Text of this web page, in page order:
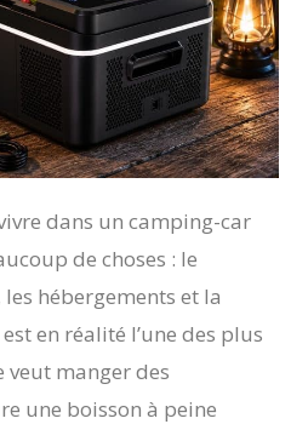
dans un camping-car
de choses : le
hébergements et la
en réalité l’une des plus
veut manger des
une boisson à peine